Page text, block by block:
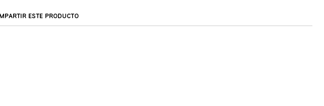
ESTE PRODUCTO